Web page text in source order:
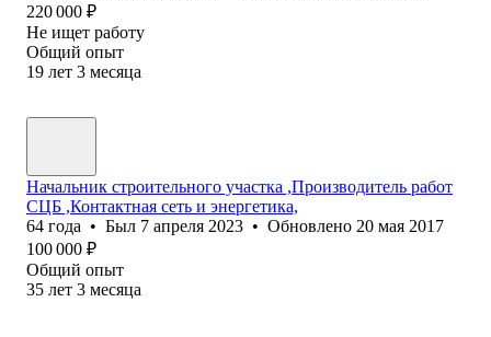
220 000 ₽
Не ищет работу
Общий опыт
19 лет 3 месяца
Начальник строительного участка ,Производитель работ
СЦБ ,Контактная сеть и энергетика,
64 года • Был 7 апреля 2023 • Обновлено 20 мая 2017
100 000 ₽
Общий опыт
35 лет 3 месяца